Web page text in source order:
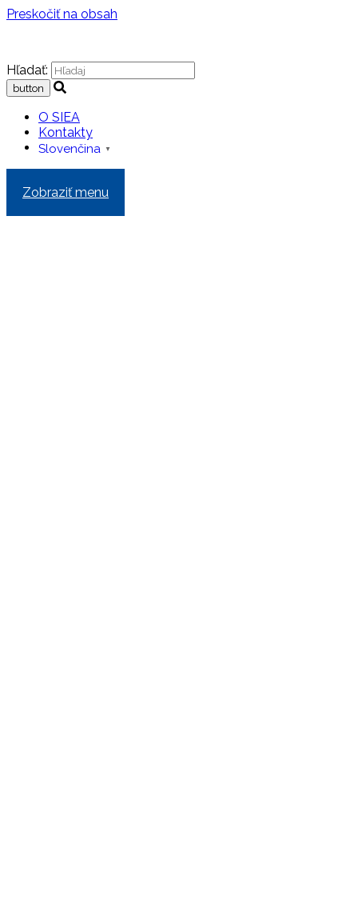
Preskočiť na obsah
Hľadať:
O SIEA
Kontakty
Slovenčina ▼
Zobraziť menu